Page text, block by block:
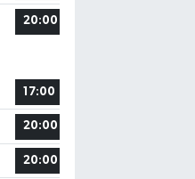
20:00
17:00
20:00
20:00